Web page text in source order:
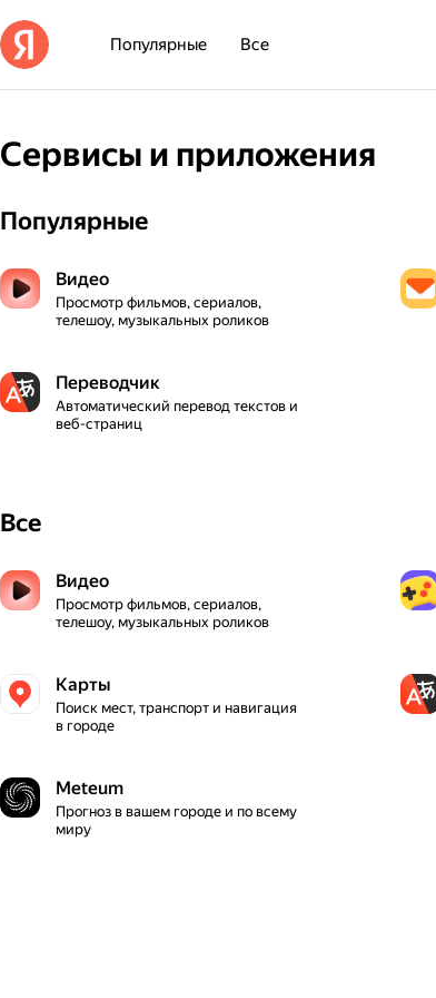
Популярные Все
Сервисы и приложения
Популярные
Видео
Просмотр фильмов, сериалов,
телешоу, музыкальных роликов
Переводчик
Автоматический перевод текстов и
веб-страниц
Все
Видео
Просмотр фильмов, сериалов,
телешоу, музыкальных роликов
Карты
Поиск мест, транспорт и навигация
в городе
Meteum
Прогноз в вашем городе и по всему
миру